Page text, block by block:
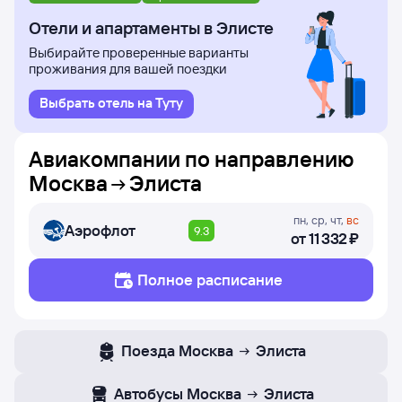
в которые авиакомпания Аэрофлот осуществляет
полёты.
Отели и апартаменты в Элисте
Выбирайте проверенные варианты
проживания для вашей поездки
Выбрать отель на Туту
Авиакомпании по направлению
Москва
Элиста
Аэрофлот 9.3
пн, ср, чт, вс
от11 ⁠332 ⁠₽
Полное расписание
Поезда Москва Элиста
Автобусы Москва Элиста